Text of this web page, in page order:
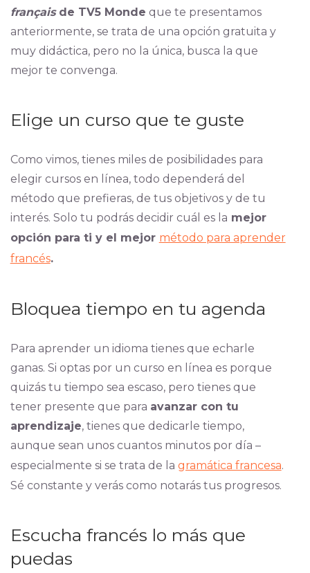
françaisde TV5 Monde que te presentamos
anteriormente, se trata de una opción gratuita y
muy didáctica, pero no la única, busca la que
mejor te convenga.
Elige un curso que te guste
Como vimos, tienes miles de posibilidades para
elegir cursos en línea, todo dependerá del
método que prefieras, de tus objetivos y de tu
interés. Solo tu podrás decidir cuál es la mejor
opción para ti y el mejor método para aprender
francés.
Bloquea tiempo en tu agenda
Para aprender un idioma tienes que echarle
ganas. Si optas por un curso en línea es porque
quizás tu tiempo sea escaso, pero tienes que
tener presente que para avanzar con tu
aprendizaje, tienes que dedicarle tiempo,
aunque sean unos cuantos minutos por día –
especialmente si se trata de la gramática francesa.
Sé constante y verás como notarás tus progresos.
Escucha francés lo más que
puedas